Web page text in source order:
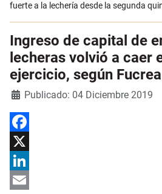
fuerte a la lechería desde la segunda
Ingreso de capital de
lecheras volvió a caer
ejercicio, según Fucrea
DetallesPublicado: 04 Diciembre 2019
Facebook
X
LinkedIn